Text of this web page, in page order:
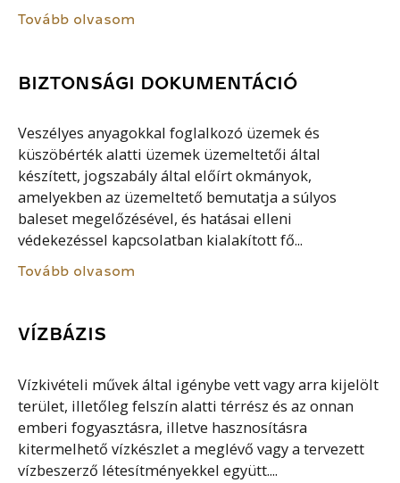
Tovább olvasom
BIZTONSÁGI DOKUMENTÁCIÓ
Veszélyes anyagokkal foglalkozó üzemek és
küszöbérték alatti üzemek üzemeltetői által
készített, jogszabály által előírt okmányok,
amelyekben az üzemeltető bemutatja a súlyos
baleset megelőzésével, és hatásai elleni
védekezéssel kapcsolatban kialakított fő...
Tovább olvasom
VÍZBÁZIS
Vízkivételi művek által igénybe vett vagy arra kijelölt
terület, illetőleg felszín alatti térrész és az onnan
emberi fogyasztásra, illetve hasznosításra
kitermelhető vízkészlet a meglévő vagy a tervezett
vízbeszerző létesítményekkel együtt....